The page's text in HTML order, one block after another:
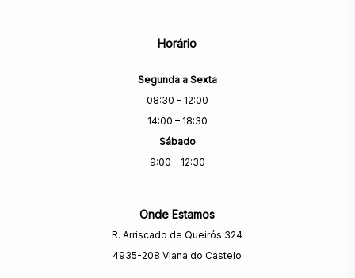
Horário
Segunda a Sexta
08:30 – 12:00
14:00 – 18:30
Sábado
9:00 – 12:30
Onde Estamos
R. Arriscado de Queirós 324
4935-208 Viana do Castelo